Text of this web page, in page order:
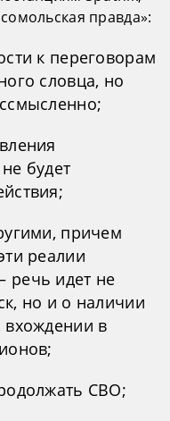
правда»:
к переговорам
словца, но
будет
причем
реалии
речь идет не
но и о наличии
вхождении в
СВО;